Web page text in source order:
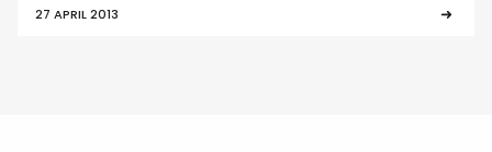
27 APRIL 2013